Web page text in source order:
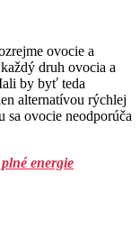
ovocie a
druh ovocia a
by byť teda
alternatívou rýchlej
sa ovocie neodporúča
energie